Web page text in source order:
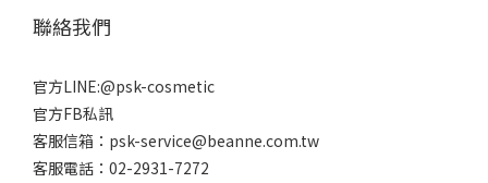
聯絡我們
官方LINE:@psk-cosmetic
官方FB私訊
客服信箱：psk-service@beanne.com.tw
客服電話：02-2931-7272